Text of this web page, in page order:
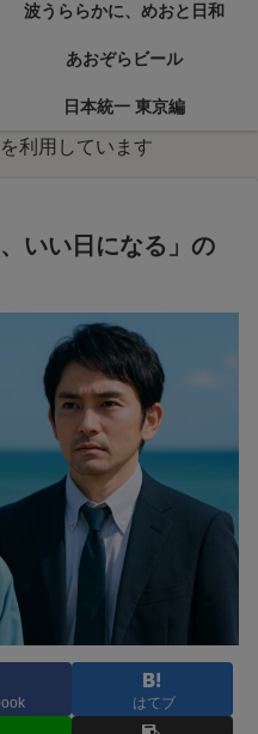
波うららかに、めおと日和
あおぞらビール
日本統一 東京編
利用しています
いい日になる」の
はてブ